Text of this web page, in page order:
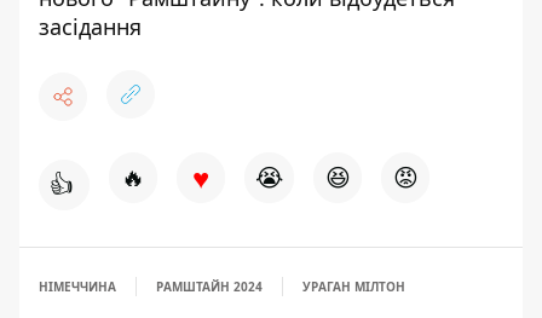
засідання
👍 🔥 ♥ 😭 😆 😡
НІМЕЧЧИНА РАМШТАЙН 2024 УРАГАН МІЛТОН